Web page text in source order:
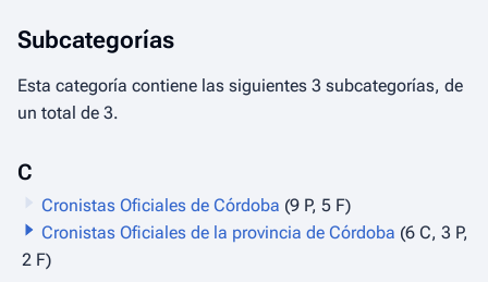
Subcategorías
Esta categoría contiene las siguientes 3 subcategorías, de
un total de 3.
C
Cronistas Oficiales de Córdoba (9 P, 5 F)
Cronistas Oficiales de la provincia de Córdoba (6 C, 3 P,
2 F)